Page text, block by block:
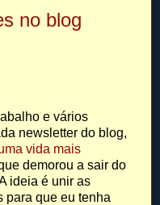
no blog
e vários
newsletter do blog,
vida mais
demorou a sair do
ideia é unir as
para que eu tenha